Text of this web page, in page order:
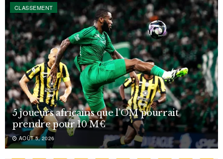
CLASSEMENT
5 joueurs africains que l’OM pourrait
prendre pour 10 M€
AOÛT 5, 2026